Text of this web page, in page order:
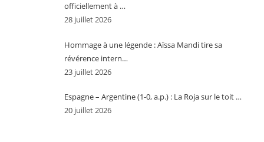
officiellement à …
28 juillet 2026
Hommage à une légende : Aïssa Mandi tire sa
révérence intern…
23 juillet 2026
Espagne – Argentine (1-0, a.p.) : La Roja sur le toit …
20 juillet 2026